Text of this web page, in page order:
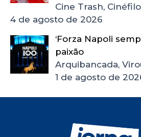
Cine Trash,
4 de agosto de 2026
‘Forza Napoli
paixão
Arquibancada,
1 de agosto de